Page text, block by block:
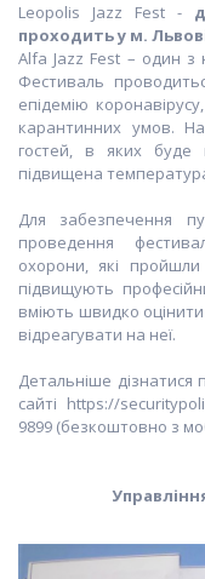
Leopolis Jazz Fest -
проходить у м.
Alfa Jazz Fest – один з
Фестиваль
епідемію
карантинних умов.
гостей, в яких буде
підвищена
Для забезпечення
проведення
охорони, які пройшли
підвищують
вміють швидко оцінити
відреагувати на неї.
Детальніше дізнатися
сайті https://
9899 (безкоштовно з